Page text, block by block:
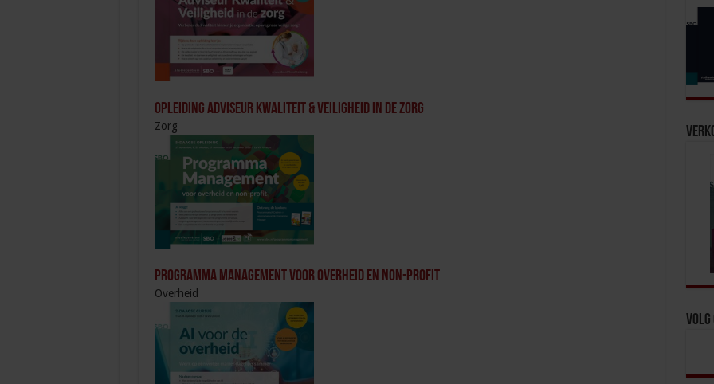
Opleiding Adviseur Kwaliteit & Veiligheid in de zorg
Zorg
Programma Management voor overheid en non-profit
Overheid
Volg